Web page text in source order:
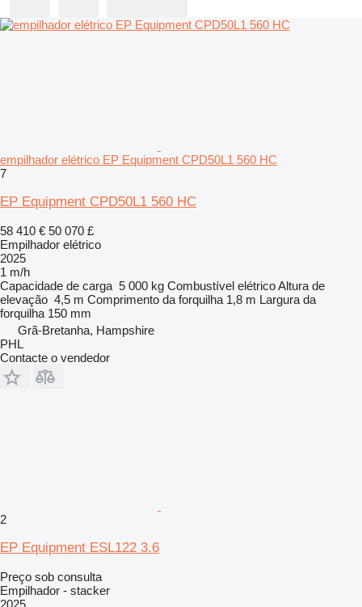
empilhador elétrico EP Equipment CPD50L1 560 HC
7
EP Equipment CPD50L1 560 HC
58 410 € 50 070 £
Empilhador elétrico
2025
1 m/h
Capacidade de carga 5 000 kg Combustível elétricoAltura de
elevação 4,5 m Comprimento da forquilha 1,8 m Largura da
forquilha 150 mm
Grã-Bretanha, Hampshire
PHL
Contacte o vendedor
2
EP Equipment ESL122 3.6
Preço sob consulta
Empilhador - stacker
2025